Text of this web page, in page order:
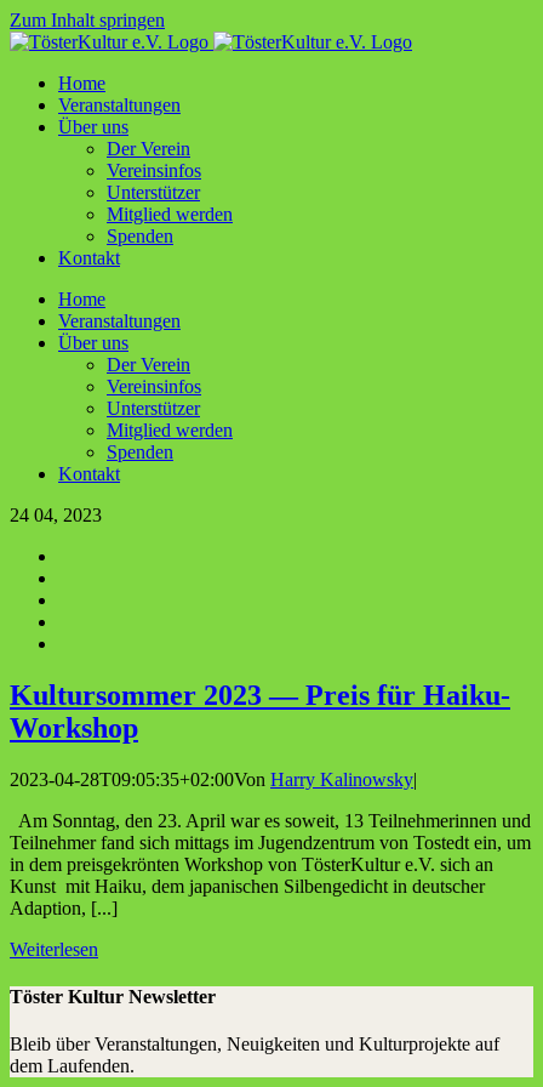
Zum Inhalt springen
Home
Ver­an­stal­tun­gen
Über uns
Der Ver­ein
Ver­ein­sin­fos
Unter­stüt­zer
Mit­glied werden
Spen­den
Kon­takt
Home
Ver­an­stal­tun­gen
Über uns
Der Ver­ein
Ver­ein­sin­fos
Unter­stüt­zer
Mit­glied werden
Spen­den
Kon­takt
24 04, 2023
Kul­tur­som­mer 2023 — Preis für Haiku-
Workshop
2023-04-28T09:05:35+02:00Von Harry Kalinowsky|
Am Sonntag, den 23. April war es soweit, 13 Teilnehmerinnen und
Teilnehmer fand sich mittags im Jugendzentrum von Tostedt ein, um
in dem preisgekrönten Workshop von TösterKultur e.V. sich an
Kunst mit Haiku, dem japanischen Silbengedicht in deutscher
Adaption, [...]
Weiterlesen
Töster Kultur Newsletter
Bleib über Veranstaltungen, Neuigkeiten und Kulturprojekte auf
dem Laufenden.